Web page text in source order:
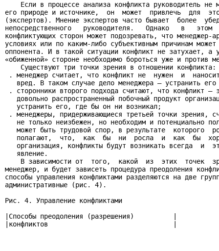
Если в процессе анализа конфликта руководитель не
его природе и источнике,  он  может  привлечь  для
(экспертов). Мнение экспертов часто бывает  более
непосредственного   руководителя.   Однако   в
конфликтующих сторон может подозревать, что менеджер-
условиях или по каким-либо субъективным причинам
оппонента. И в такой ситуации конфликт не затухает, а
«обиженной» стороне необходимо бороться уже и против
    Существуют три точки зрения в отношении конфликта:
. менеджер считает, что конфликт не  нужен  и
вред. В таком случае дело менеджера — устранить его
. сторонники второго подхода считают, что конфликт —
довольно распространенный побочный продукт
   устранить его, где бы он ни возникал;
. менеджеры, придерживающиеся третьей точки зрения,
не только неизбежен, но необходим и потенциально
может быть трудовой спор, в результате  которого
полагают,  что,  как  бы  ни  росла  и  как  бы
организация, конфликты будут возникать всегда  и
   явление.
В зависимости от  того,  какой  из  этих  точек
менеджер, и будет зависеть процедура преодоления
способы управления конфликтами разделяются на две
административные (рис. 4).
Рис. 4. Управление конфликтами
|Способы преодоления (разрешения)          |
|конфликтов                                |